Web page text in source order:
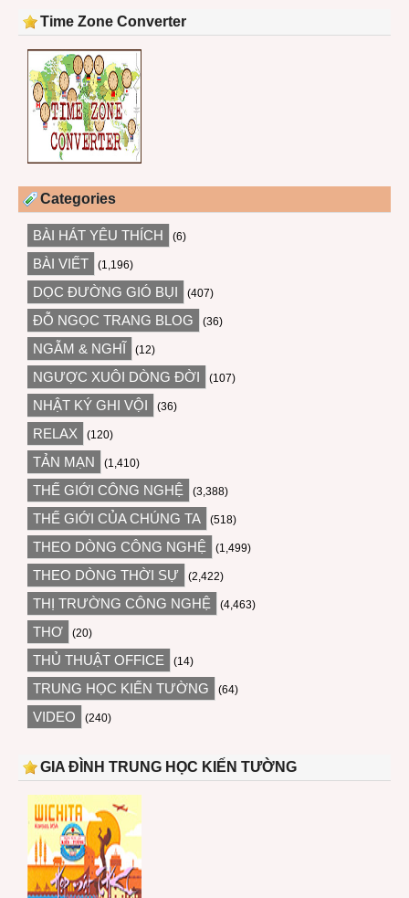
Time Zone Converter
Categories
BÀI HÁT YÊU THÍCH (6)
BÀI VIẾT (1,196)
DỌC ĐƯỜNG GIÓ BỤI (407)
ĐỖ NGỌC TRANG BLOG (36)
NGẪM & NGHĨ (12)
NGƯỢC XUÔI DÒNG ĐỜI (107)
NHẬT KÝ GHI VỘI (36)
RELAX (120)
TẢN MẠN (1,410)
THẾ GIỚI CÔNG NGHỆ (3,388)
THẾ GIỚI CỦA CHÚNG TA (518)
THEO DÒNG CÔNG NGHỆ (1,499)
THEO DÒNG THỜI SỰ (2,422)
THỊ TRƯỜNG CÔNG NGHỆ (4,463)
THƠ (20)
THỦ THUẬT OFFICE (14)
TRUNG HỌC KIẾN TƯỜNG (64)
VIDEO (240)
GIA ĐÌNH TRUNG HỌC KIẾN TƯỜNG